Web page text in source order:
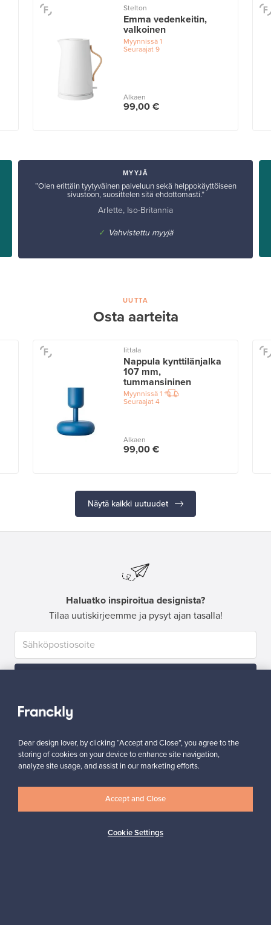
Stelton
Emma vedenkeitin,
valkoinen
Myynnissä1
Seuraajat9
Alkaen
99,00 €
MYYJÄ
”Olen erittäin tyytyväinen palveluun sekä helppokäyttöiseen
sivustoon, suosittelen sitä ehdottomasti.”
Arlette, Iso-Britannia
✓ Vahvistettu myyjä
UUTTA
Osta aarteita
Iittala
Nappula kynttilänjalka
107 mm,
tummansininen
Myynnissä1
Seuraajat4
Alkaen
99,00 €
Näytä kaikki uutuudet
Haluatko inspiroitua designista?
Tilaa uutiskirjeemme ja pysyt ajan tasalla!
Aitoa designia Turvalliset maksut
Dear design lover, by clicking “Accept and Close”, you agree to the
storing of cookies on your device to enhance site navigation,
analyze site usage, and assist in our marketing efforts.
Cookie Settings
Accept and Close